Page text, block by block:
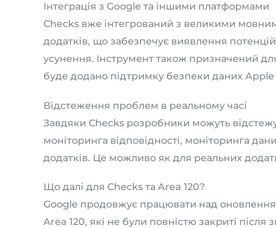
Інтеграція з Google та іншими платформами
Checks вже інтегрований з великими
додатків, що забезпечує виявлення
усунення. Інструмент також призначений
буде додано підтримку безпеки даних
Відстеження проблем в реальному часі
Завдяки Checks розробники можуть
моніторинга відповідності, моніторинга
додатків. Це можливо як для реальних
Що далі для Checks та Area 120?
Google продовжує працювати над
Area 120, які не були повністю закриті